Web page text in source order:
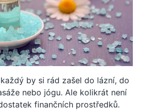
by si rád zašel do lázní, do
nebo jógu. Ale kolikrát není
finančních prostředků.